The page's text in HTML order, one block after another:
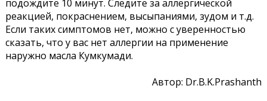
подождите 10 минут. Следите за аллергической
реакцией, покраснением, высыпаниями, зудом и т.д.
Если таких симптомов нет, можно с уверенностью
сказать, что у вас нет аллергии на применение
наружно масла Кумкумади.
Автор: Dr.B.K.Prashanth